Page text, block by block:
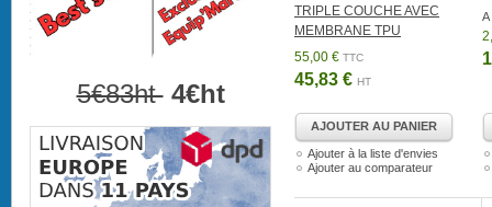
TRIPLE COUCHE AVEC
MEMBRANE TPU
55,00 € TTC
45,83 € HT
AJOUTER AU PANIER
Ajouter à la liste d'envies
Ajouter au comparateur
A
5€83ht4€ht